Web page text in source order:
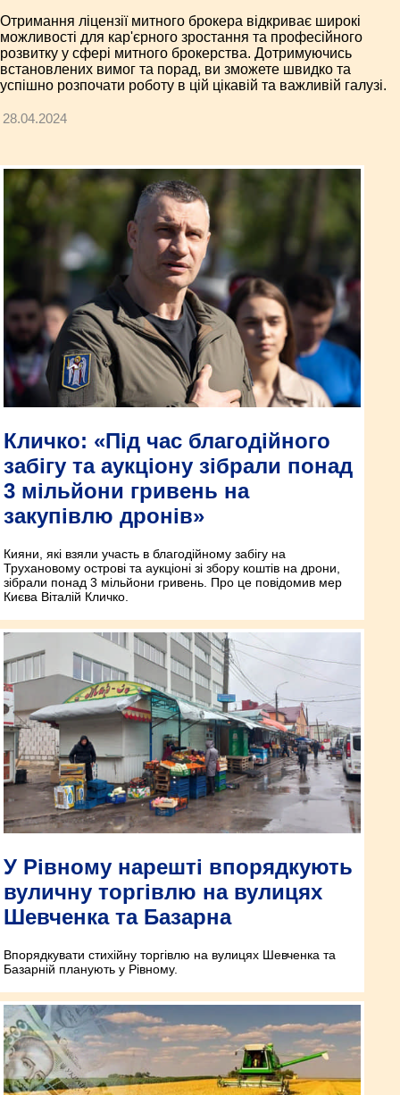
Отримання ліцензії митного брокера відкриває широкі
можливості для кар'єрного зростання та професійного
розвитку у сфері митного брокерства. Дотримуючись
встановлених вимог та порад, ви зможете швидко та
успішно розпочати роботу в цій цікавій та важливій галузі.
28.04.2024
Кличко: «Під час благодійного
забігу та аукціону зібрали понад
3 мільйони гривень на
закупівлю дронів»
Кияни, які взяли участь в благодійному забігу на
Трухановому острові та аукціоні зі збору коштів на дрони,
зібрали понад 3 мільйони гривень. Про це повідомив мер
Києва Віталій Кличко.
У Рівному нарешті впорядкують
вуличну торгівлю на вулицях
Шевченка та Базарна
Впорядкувати стихійну торгівлю на вулицях Шевченка та
Базарній планують у Рівному.